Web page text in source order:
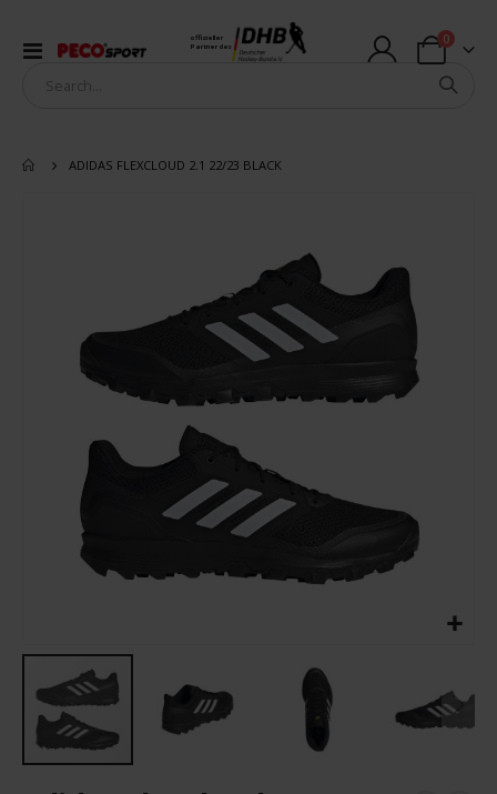
Navigation
offizieller
Partner des
Warenkorb
0Artikel
ADIDAS FLEXCLOUD 2.1 22/23 BLACK